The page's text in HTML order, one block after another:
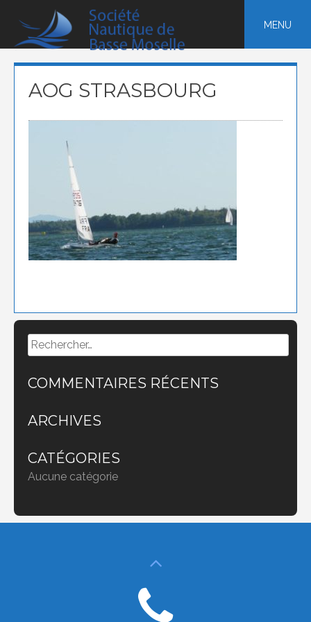
content
MENU
AOG STRASBOURG
Rechercher :
COMMENTAIRES RÉCENTS
ARCHIVES
CATÉGORIES
Aucune catégorie